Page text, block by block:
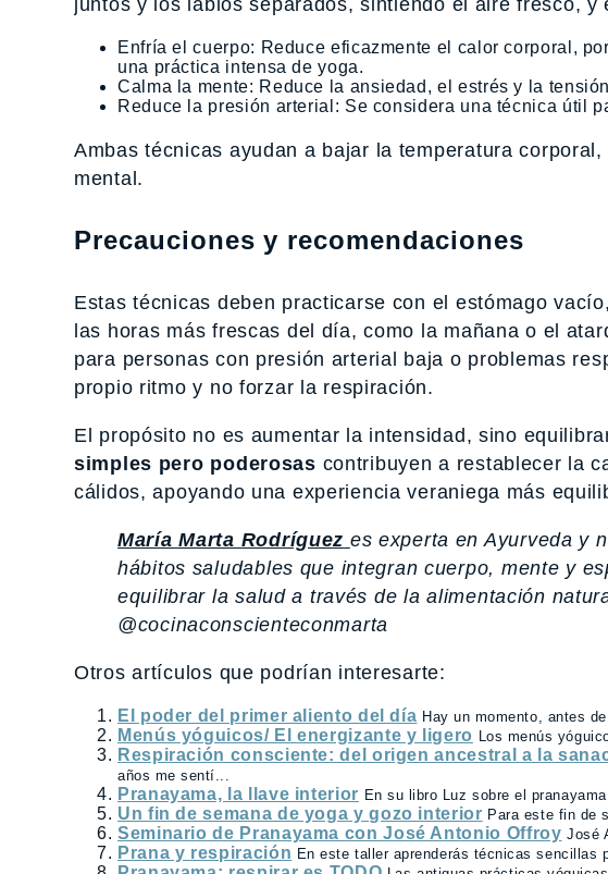
Enfría el cuerpo: Reduce eficazmente el calor corporal,
una práctica intensa de yoga.
Calma la mente: Reduce la ansiedad, el estrés y la
Reduce la presión arterial: Se considera una técnica útil
Ambas técnicas ayudan a bajar la temperatura
mental.
Precauciones y recomendaciones
Estas técnicas deben practicarse con el estómago
las horas más frescas del día, como la mañana o el
para personas con presión arterial baja o problemas
propio ritmo y no forzar la respiración.
El propósito no es aumentar la intensidad, sino
simples pero poderosas contribuyen a restablecer la
cálidos, apoyando una experiencia veraniega más
María Marta Rodríguez es experta en Ayurveda y
hábitos saludables que integran cuerpo, mente y
equilibrar la salud a través de la alimentación
@cocinaconscienteconmarta
Otros artículos que podrían interesarte:
El poder del primer aliento del día Hay un momento, antes
Menús yóguicos/ El energizante y ligero Los menús
Respiración consciente: del origen ancestral a la
años me sentí...
Pranayama, la llave interior En su libro Luz sobre el
Un fin de semana de yoga y gozo interior Para este fin de
Seminario de Pranayama con José Antonio Offroy José
Prana y respiración En este taller aprenderás técnicas sencillas